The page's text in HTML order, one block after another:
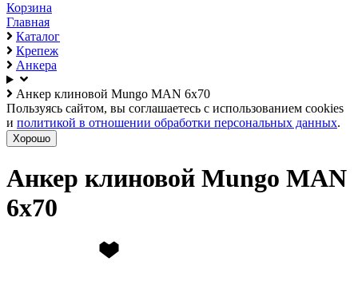
Корзина
Главная
Каталог
Крепеж
Анкера
Анкер клиновой Mungo MAN 6х70
Пользуясь сайтом, вы соглашаетесь с использованием cookies
и политикой в отношении обработки персональных данных.
Хорошо
Анкер клиновой Mungo MAN
6х70